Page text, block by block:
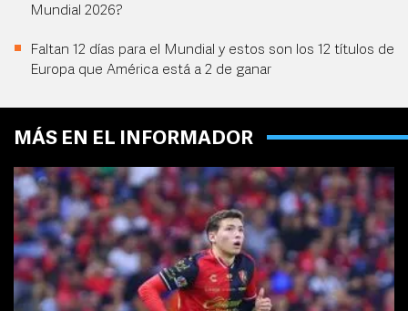
Mundial 2026?
Faltan 12 días para el Mundial y estos son los 12 títulos de
Europa que América está a 2 de ganar
MÁS EN EL INFORMADOR